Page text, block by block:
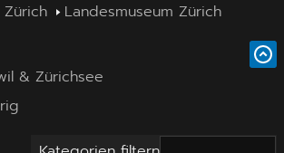
Zürich Landesmuseum Zürich
& Zürichsee